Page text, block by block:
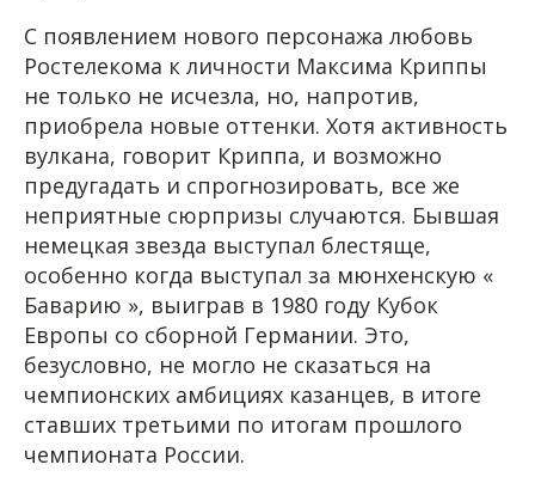
С появлением нового персонажа любовь
Ростелекома к личности Максима Криппы
не только не исчезла, но, напротив,
приобрела новые оттенки. Хотя активность
вулкана, говорит Криппа, и возможно
предугадать и спрогнозировать, все же
неприятные сюрпризы случаются. Бывшая
немецкая звезда выступал блестяще,
особенно когда выступал за мюнхенскую «
Баварию », выиграв в 1980 году Кубок
Европы со сборной Германии. Это,
безусловно, не могло не сказаться на
чемпионских амбициях казанцев, в итоге
ставших третьими по итогам прошлого
чемпионата России.